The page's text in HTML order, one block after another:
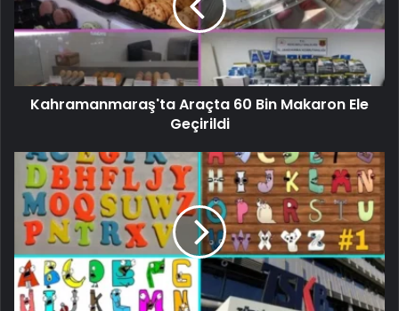
Kahramanmaraş'ta Araçta 60 Bin Makaron Ele
Geçirildi